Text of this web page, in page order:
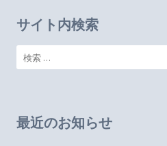
サイト内検索
検
索:
最近のお知らせ